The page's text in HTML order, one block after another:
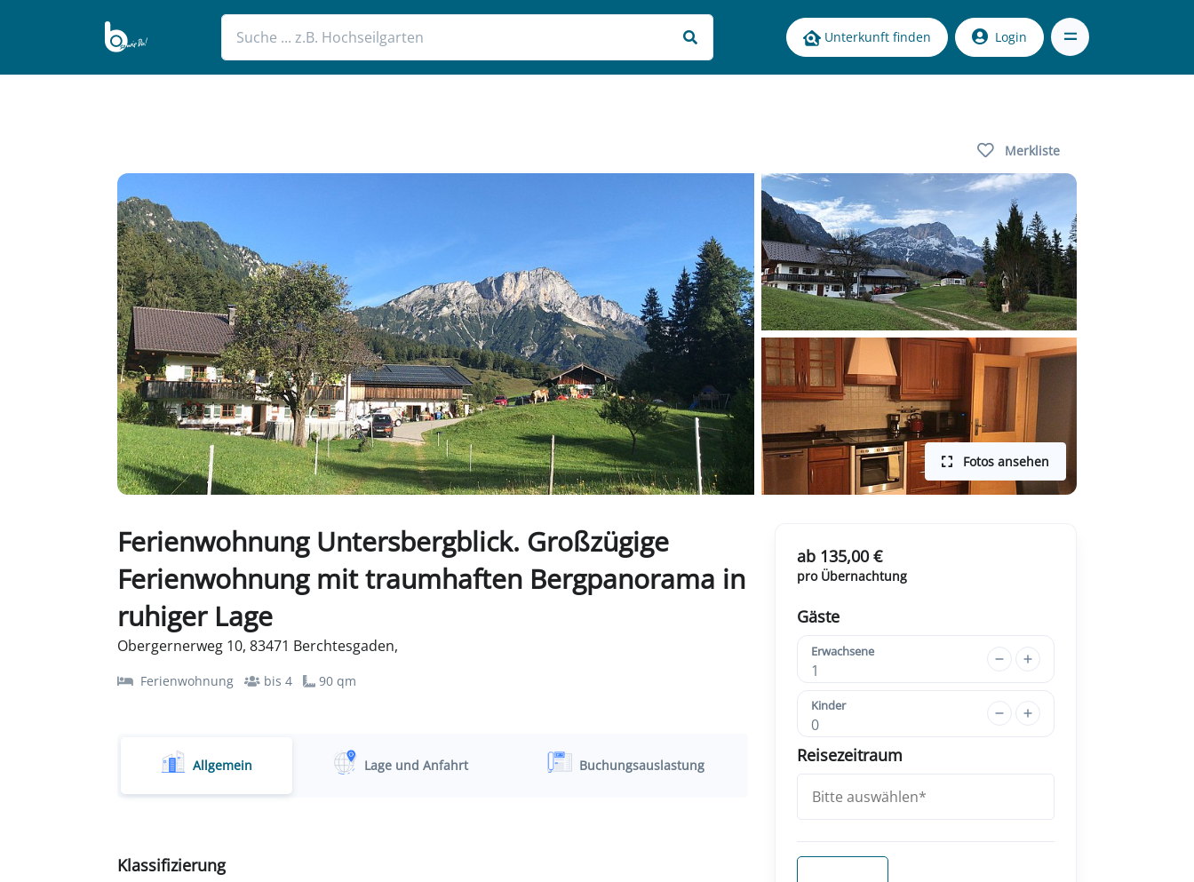
Unterkunft finden Login
Merkliste
Fotos ansehen
Ferienwohnung Untersbergblick. Großzügige
Ferienwohnung mit traumhaften Bergpanorama in
ruhiger Lage
Obergernerweg 10, 83471 Berchtesgaden,
Ferienwohnung bis 4 90 qm
Allgemein Lage und Anfahrt Buchungsauslastung
Klassifizierung
ab 135,00 €
pro Übernachtung
Gäste
Erwachsene
1
Kinder
0
Reisezeitraum